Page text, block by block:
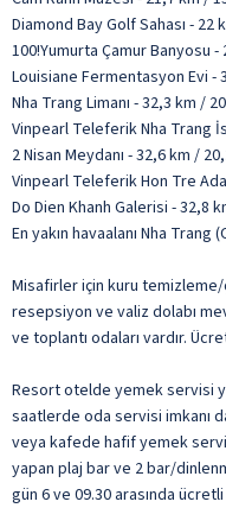
Diamond Bay Golf Sahası - 22
100!Yumurta Çamur Banyosu -
Louisiane Fermentasyon Evi -
Nha Trang Limanı - 32,3 km /
Vinpearl Teleferik Nha Trang
2 Nisan Meydanı - 32,6 km /
Vinpearl Teleferik Hon Tre
Do Dien Khanh Galerisi - 32,8
En yakın havaalanı Nha Trang
Misafirler için kuru temizleme/
resepsiyon ve valiz dolabı
ve toplantı odaları vardır.
Resort otelde yemek servisi
saatlerde oda servisi imkanı
veya kafede hafif yemek
yapan plaj bar ve 2 bar/
gün 6 ve 09.30 arasında